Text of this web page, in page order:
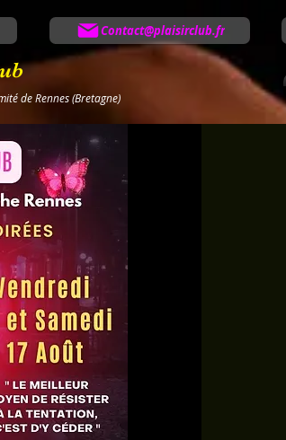
de Rennes (Bretagne)
Contact@plaisirclub.fr